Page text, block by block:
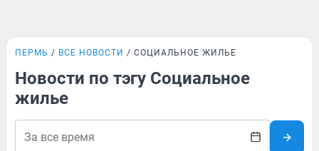
ПЕРМЬ ВСЕ НОВОСТИ СОЦИАЛЬНОЕ ЖИЛЬЕ
Новости по тэгу Социальное
жилье